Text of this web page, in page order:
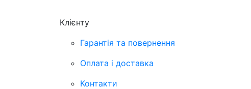
Клієнту
Гарантія та повернення
Оплата і доставка
Контакти